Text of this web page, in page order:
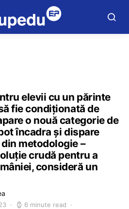
elevii cu un părinte
fie condiționată de
o nouă categorie de
încadra și dispare
metodologie –
crudă pentru a
consideră un
6 minute read